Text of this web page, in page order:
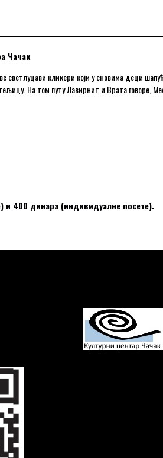
Чачак
кликери који у сновима деци
На том путу Лавирнит и Врата говоре,
и 400 динара (индивидуалне посете).